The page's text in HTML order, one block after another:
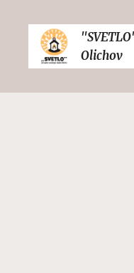
Olichov